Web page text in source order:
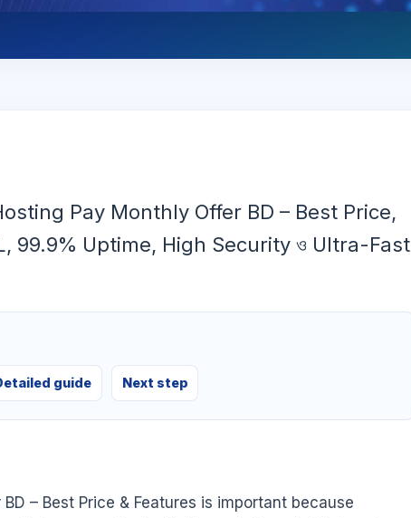
Pay Monthly Offer BD – Best Price,
99.9% Uptime, High Security ও Ultra-Fast
guide Next step
– Best Price & Features is important because